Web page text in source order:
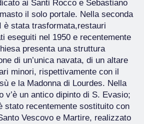
ai Santi Rocco e Sebastiano
il solo portale. Nella seconda
è stata trasformata,restauri
eseguiti nel 1950 e recentemente
presenta una struttura
di un’unica navata, di un altare
minori, rispettivamente con il
e la Madonna di Lourdes. Nella
v’è un antico dipinto di S. Evasio;
stato recentemente sostituito con
Vescovo e Martire, realizzato